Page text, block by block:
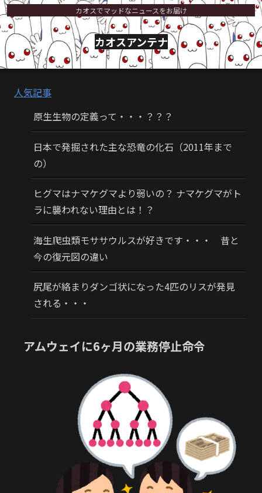
カオスでマッドなニュースをお届け
カオスアンテナ
人気記事
原生生物の定義って・・・？？？
日本で発掘された主な恐竜の化石（2011年まで
の）
ヒグマはナマケグマより弱いの？ ナマケグマがト
ラに襲われない理由とは！？
海生爬虫類モササウルスが好きです・・・ 昔と
今の復元図の違い
尻尾が絡まりダンゴ状になった4匹のリスが発見
される・・・
アムウェイに6ヶ月の業務停止命令